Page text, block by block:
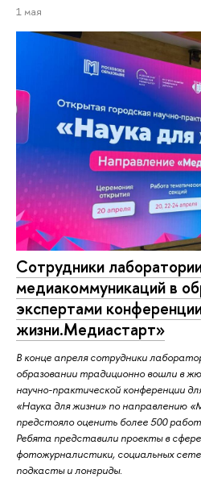
1 мая
Сотрудники
медиакоммуникаций в
экспертами
жизни.Медиастарт»
В конце апреля сотрудники
образовании традиционно вошли в
научно-практической конференции
«Наука для жизни» по направлению
предстояло оценить более 500
Ребята представили проекты в
фотожурналистики, социальных
подкасты и лонгриды.